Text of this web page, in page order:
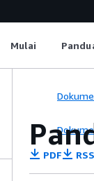
Mulai
PDF RSS